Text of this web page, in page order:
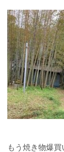
もう焼き物爆